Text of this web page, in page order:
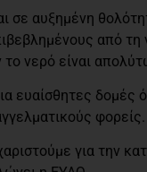
σε αυξημένη
από
το νερό είναι
ευαίσθητες δομές
φορείς.
για την